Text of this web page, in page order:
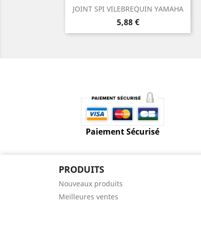
JOINT SPI VILEBREQUIN YAMAHA
Prix
5,88 €
 Aperçu rapide
Paiement Sécurisé
PRODUITS
Nouveaux produits
Meilleures ventes